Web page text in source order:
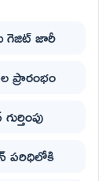
గెజిట్ జారీ
ప్రారంభం
పరిధిలోకి